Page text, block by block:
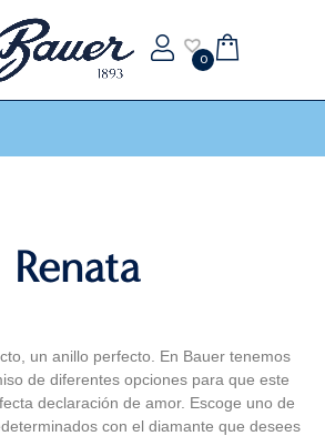
0
Renata
un anillo perfecto. En Bauer tenemos
de diferentes opciones para que este
declaración de amor. Escoge uno de
con el diamante que desees